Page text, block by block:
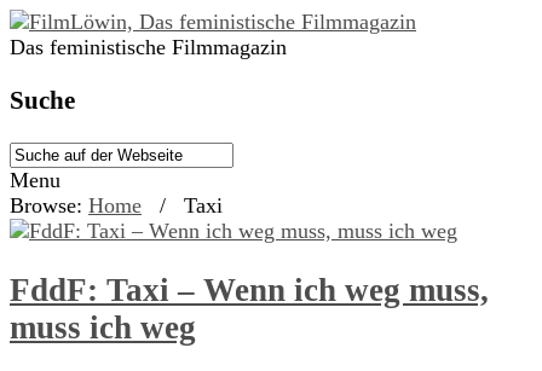
Das feministische Filmmagazin
Suche
Menu
Browse: Home / Taxi
FddF: Taxi – Wenn ich weg muss,
muss ich weg